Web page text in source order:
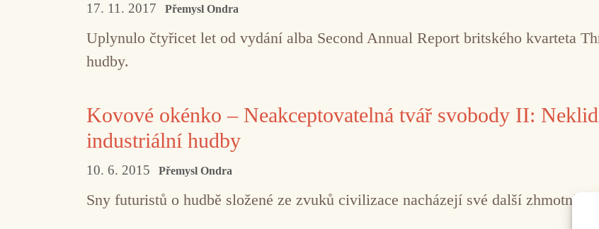
17. 11. 2017 Přemysl Ondra
Uplynulo čtyřicet let od vydání alba Second Annual Report britského kvarteta
hudby.
Kovové okénko – Neakceptovatelná tvář svobody II:
industriální hudby
10. 6. 2015 Přemysl Ondra
Sny futuristů o hudbě složené ze zvuků civilizace nacházejí své další zhmotnění.